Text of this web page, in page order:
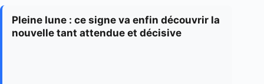
Pleine lune : ce signe va enfin découvrir la
nouvelle tant attendue et décisive